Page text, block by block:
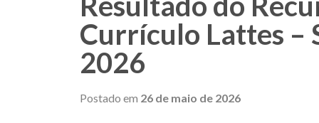
Currículo Lattes –
2026
Postado em 26 de maio de 2026